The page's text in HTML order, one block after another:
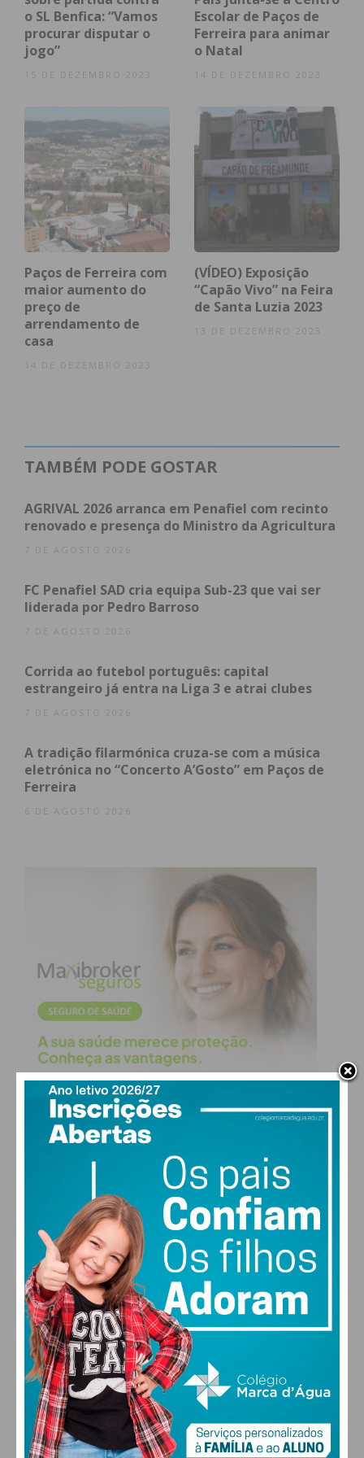
deixar tudo bonito e asseado, e coisas como esta
acontecem, que parecem tentar estragar o
trabalho feito”, partilhou com o IMEDIATO.
Subscreva a newsletter do
Imediato
Assine nossa newsletter por e-mail e
obtenha de forma regular a informação
atualizada.
o SL Benfica: “Vamos
procurar disputar o
jogo”
Escolar de Paços de
Ferreira para animar
o Natal
14 DE DEZEMBRO 2023
Paços de Ferreira com
maior aumento do
preço de
arrendamento de
casa
14 DE DEZEMBRO 2023
(VÍDEO) Exposição
“Capão Vivo” na Feira
de Santa Luzia 2023
TAMBÉM PODE GOSTAR
AGRIVAL 2026 arranca em Penafiel com recinto
renovado e presença do Ministro da Agricultura
7 DE AGOSTO 2026
FC Penafiel SAD cria equipa Sub-23 que vai ser
liderada por Pedro Barroso
7 DE AGOSTO 2026
Corrida ao futebol português: capital
estrangeiro já entra na Liga 3 e atrai clubes
7 DE AGOSTO 2026
A tradição filarmónica cruza-se com a música
eletrónica no “Concerto A’Gosto” em Paços de
Ferreira
6 DE AGOSTO 2026